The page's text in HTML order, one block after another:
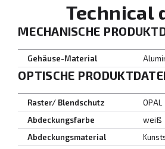
Technical
MECHANISCHE
Gehäuse-Material
OPTISCHE
Raster/ Blendschutz
OPAL
Abdeckungsfarbe
weiß
Abdeckungsmaterial